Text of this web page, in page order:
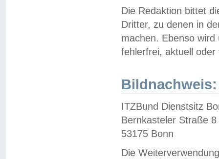
Die Redaktion bittet
Dritter, zu denen in
machen. Ebenso
fehlerfrei, aktuell oder
Bildnachweis:
ITZBund Dienstsitz
Bernkasteler Straße 8
53175 Bonn
Die